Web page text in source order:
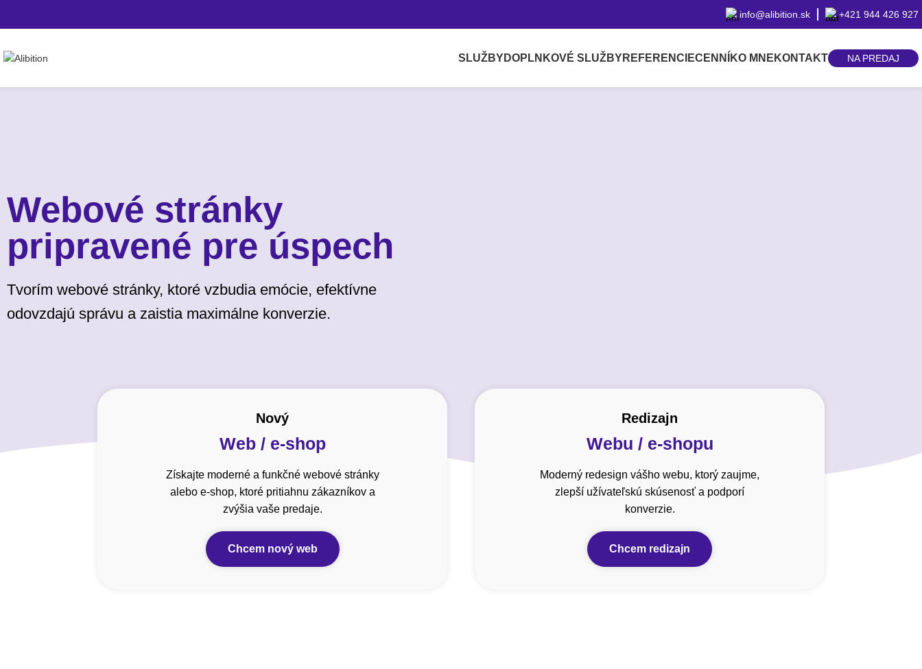
info@alibition.sk +421 944 426 927
SLUŽBYDOPLNKOVÉ SLUŽBYREFERENCIECENNÍKO MNE KONTAKT NA PREDAJ
Webové stránky
pripravené pre úspech
Tvorím webové stránky, ktoré vzbudia emócie, efektívne
odovzdajú správu a zaistia maximálne konverzie.
Nový
Web / e-shop
Získajte moderné a funkčné webové stránky
alebo e-shop, ktoré pritiahnu zákazníkov a
zvýšia vaše predaje.
Chcem nový web
Redizajn
Webu / e-shopu
Moderný redesign vášho webu, ktorý zaujme,
zlepší užívateľskú skúsenosť a podporí
konverzie.
Chcem redizajn